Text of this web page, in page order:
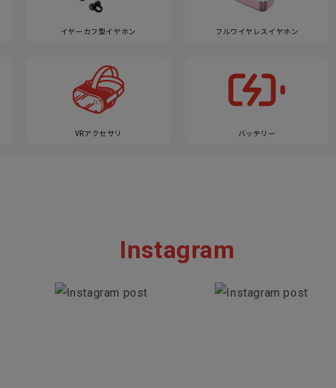
イヤーカフ型イヤホン フルワイヤレスイヤホン
VRアクセサリ バッテリー
Instagram
Section description